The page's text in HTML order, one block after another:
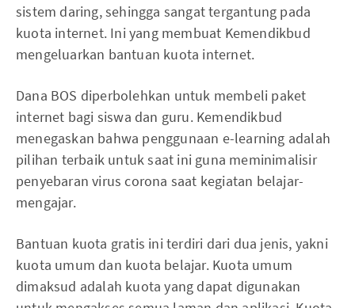
sistem daring, sehingga sangat tergantung pada
kuota internet. Ini yang membuat Kemendikbud
mengeluarkan bantuan kuota internet.
Dana BOS diperbolehkan untuk membeli paket
internet bagi siswa dan guru. Kemendikbud
menegaskan bahwa penggunaan e-learning adalah
pilihan terbaik untuk saat ini guna meminimalisir
penyebaran virus corona saat kegiatan belajar-
mengajar.
Bantuan kuota gratis ini terdiri dari dua jenis, yakni
kuota umum dan kuota belajar. Kuota umum
dimaksud adalah kuota yang dapat digunakan